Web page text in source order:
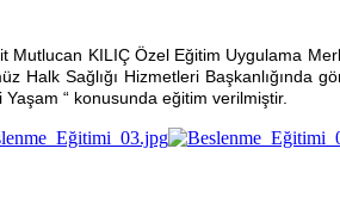
Mutlucan KILIÇ Özel Eğitim Uygulama
Halk Sağlığı Hizmetleri
“ konusunda eğitim verilmiştir.